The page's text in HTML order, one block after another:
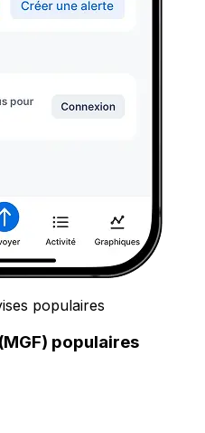
populaires
populaires